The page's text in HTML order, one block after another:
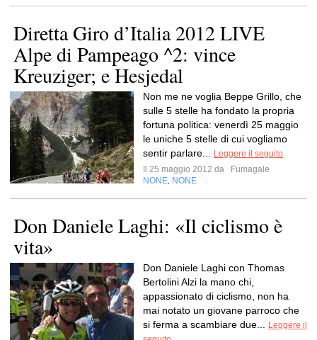
Diretta Giro d’Italia 2012 LIVE
Alpe di Pampeago ^2: vince
Kreuziger; e Hesjedal
Non me ne voglia Beppe Grillo, che
sulle 5 stelle ha fondato la propria
fortuna politica: venerdì 25 maggio
le uniche 5 stelle di cui vogliamo
sentir parlare...
Leggere il seguito
Il 25 maggio 2012 da
Fumagale
NONE NONE
Don Daniele Laghi: «Il ciclismo è
vita»
Don Daniele Laghi con Thomas
Bertolini Alzi la mano chi,
appassionato di ciclismo, non ha
mai notato un giovane parroco che
si ferma a scambiare due...
Leggere il